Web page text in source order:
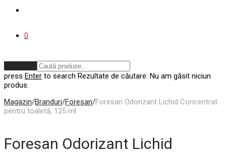
0
press Enter to search Rezultate de căutare: Nu am găsit niciun
produs.
Magazin/Branduri/Foresan/Foresan Odorizant Lichid Concentrat
pentru toaletă, 125 ml
Foresan Odorizant Lichid